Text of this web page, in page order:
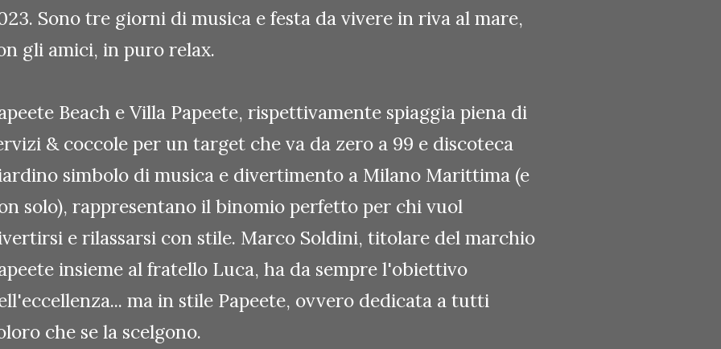
Sono tre giorni di musica e festa da vivere in riva al mare,
gli amici, in puro relax.
Beach e Villa Papeete, rispettivamente spiaggia piena di
& coccole per un target che va da zero a 99 e discoteca
simbolo di musica e divertimento a Milano Marittima (e
solo), rappresentano il binomio perfetto per chi vuol
e rilassarsi con stile. Marco Soldini, titolare del marchio
insieme al fratello Luca, ha da sempre l'obiettivo
ma in stile Papeete, ovvero dedicata a tutti
che se la scelgono.